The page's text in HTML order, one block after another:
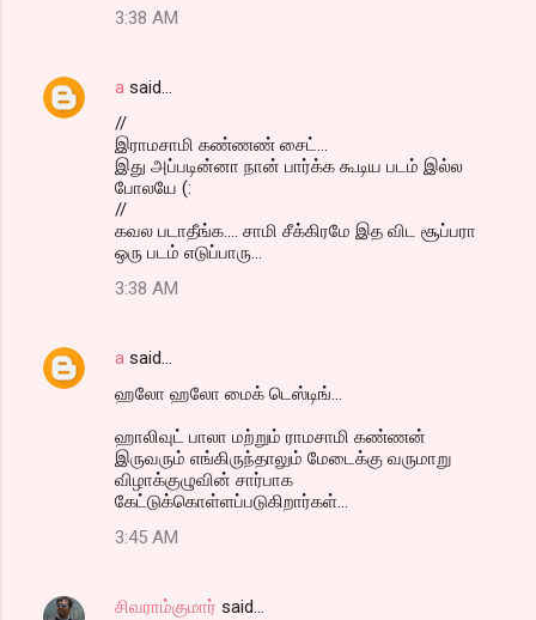
3:38 AM
a said…
//
இராமசாமி கண்ணண் சைட்...
இது அப்படின்னா நான் பார்க்க கூடிய படம் இல்ல
போலயே (:
//
கவல படாதீங்க.... சாமி சீக்கிரமே இத விட சூப்பரா
ஒரு படம் எடுப்பாரு...
3:38 AM
a said…
ஹலோ ஹலோ மைக் டெஸ்டிங்...
ஹாலிவுட் பாலா மற்றும் ராமசாமி கண்ணன்
இருவரும் எங்கிருந்தாலும் மேடைக்கு வருமாறு
விழாக்குழுவின் சார்பாக
கேட்டுக்கொள்ளப்படுகிறார்கள்...
3:45 AM
சிவராம்குமார் said…